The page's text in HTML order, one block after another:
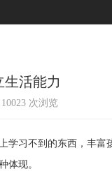
活能力
次浏览
习不到的东西，丰富
体现。